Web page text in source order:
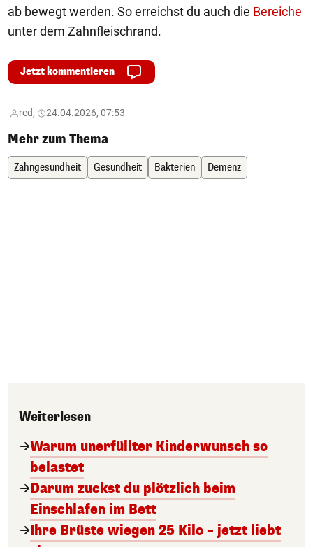
ab bewegt werden. So erreichst du auch die Bereiche
unter dem Zahnfleischrand.
Jetzt kommentieren
red, 24.04.2026, 07:53
Mehr zum Thema
Zahngesundheit Gesundheit Bakterien Demenz
Weiterlesen
Warum unerfüllter Kinderwunsch so
belastet
Darum zuckst du plötzlich beim
Einschlafen im Bett
Ihre Brüste wiegen 25 Kilo – jetzt liebt